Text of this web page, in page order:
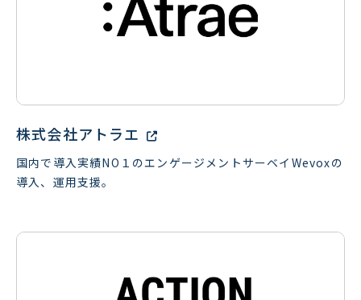
株式会社アトラエ
国内で導入実績NO１のエンゲージメントサーベイWevoxの
導入、運用支援。